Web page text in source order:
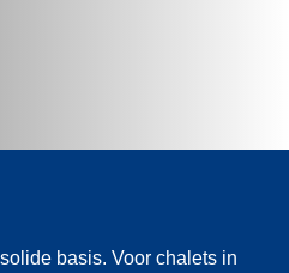
basis. Voor chalets in